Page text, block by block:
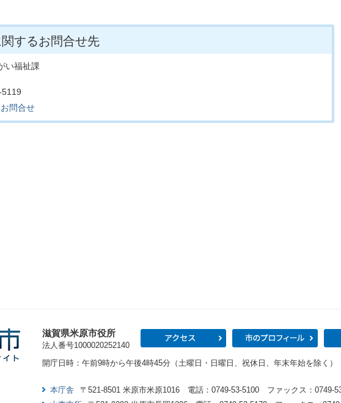
するお問合せ先
い福祉課
問合せ
滋賀県米原市役所
法人番号1000020252140
アクセス 市の
開庁日時：午前9時から午後4時45分（土曜日・日曜日、祝休日、年末年始を除く）
本庁舎
〒521-8501 米原市米原1016 電話：0749-53-5100 ファックス：0749-